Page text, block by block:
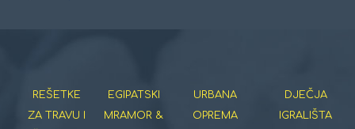
REŠETKE
ZA TRAVU I
EGIPATSKI
MRAMOR &
URBANA
OPREMA
DJEČJA
IGRALIŠTA